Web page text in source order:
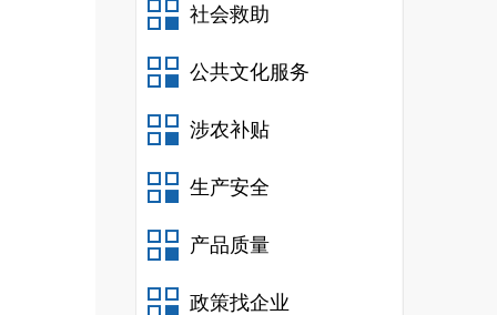
社会救助
公共文化服务
涉农补贴
生产安全
产品质量
政策找企业